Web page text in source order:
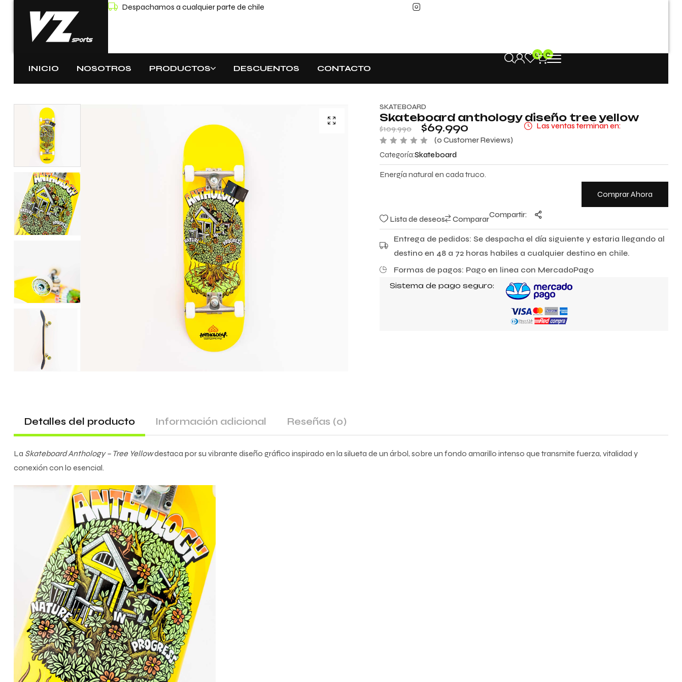
Despachamos a cualquier parte de chile
INICIO NOSOTROS PRODUCTOS DESCUENTOS CONTACTO
0 0
SKATEBOARD
Skateboard anthology diseño tree yellow
$109.990 $69.990 Las ventas terminan en:
V
a
l
o
r
o
n
0
e
5
(0 Customer Reviews)
Categoría:Skateboard
Energía natural en cada truco.
Comprar Ahora
Lista de deseos CompararCompartir:
Entrega de pedidos: Se despacha el día siguiente y estaria llegando al
destino en 48 a 72 horas habiles a cualquier destino en chile.
Formas de pagos: Pago en linea con MercadoPago
Sistema de pago seguro:
Detalles del producto Información adicional Reseñas (0)
La Skateboard Anthology – Tree Yellowdestaca por su vibrante diseño gráfico inspirado en la silueta de un árbol, sobre un fondo amarillo intenso que transmite fuerza, vitalidad y
conexión con lo esencial.